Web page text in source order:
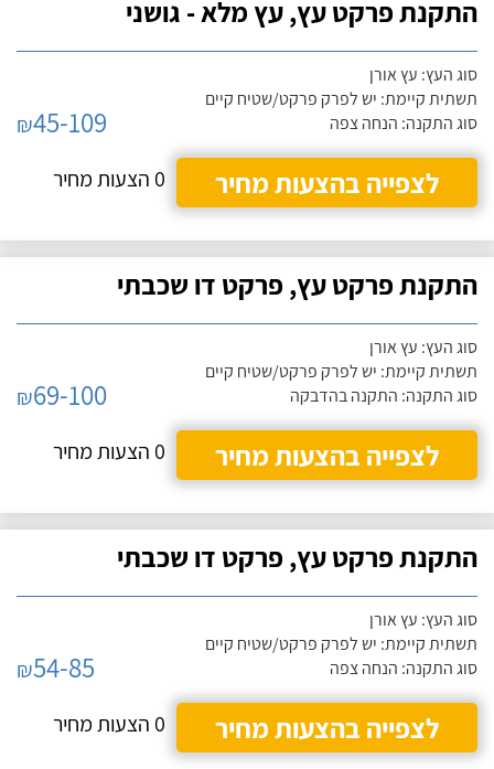
התקנת פרקט עץ, עץ מלא - גושני
סוג העץ: עץ אורן
תשתית קיימת: יש לפרק פרקט/שטיח קיים
סוג התקנה: הנחה צפה
₪45-109
לצפייה בהצעות מחיר
0 הצעות מחיר
התקנת פרקט עץ, פרקט דו שכבתי
סוג העץ: עץ אורן
תשתית קיימת: יש לפרק פרקט/שטיח קיים
סוג התקנה: התקנה בהדבקה
₪69-100
לצפייה בהצעות מחיר
0 הצעות מחיר
התקנת פרקט עץ, פרקט דו שכבתי
סוג העץ: עץ אורן
תשתית קיימת: יש לפרק פרקט/שטיח קיים
סוג התקנה: הנחה צפה
₪54-85
לצפייה בהצעות מחיר
0 הצעות מחיר